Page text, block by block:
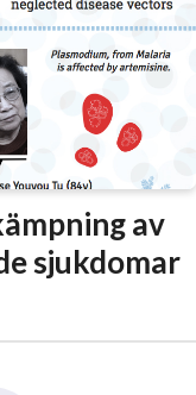
av
sjukdomar